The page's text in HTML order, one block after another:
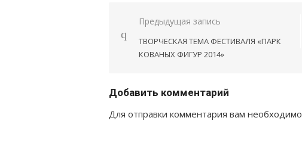
Навигация
по
записям
Предыдущая запись
ТВОРЧЕСКАЯ ТЕМА ФЕСТИВАЛЯ «ПАРК
КОВАНЫХ ФИГУР 2014»
Добавить комментарий
Для отправки комментария вам необходимо